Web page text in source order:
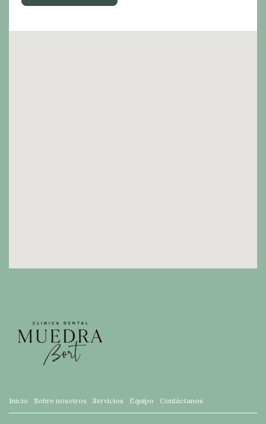
Inicio Sobre nosotros Servicios Equipo Contáctanos